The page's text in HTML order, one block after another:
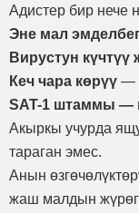
Адистер бир нече
Эне мал
Вирустун
Кеч чара көрүү —
SAT-1 штаммы —
Акыркы учурда
тараган эмес.
Анын
жаш малдын